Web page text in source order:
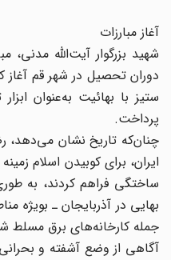
آغاز مبارزات
شهید بزرگوار آیت‌الله مدنی،
دوران تحصیل در شهر قم آغاز
ستیز با بهائیت به‌عنوان
پرداخت.
چنان‌که تاریخ نشان می‌دهد،
ایران، برای کوبیدن اسلام
ساختگی فراهم کردند، به طوری
بهایی در آذربایجان ـ بویژه
جمله کارخانه‌های برق مسلط
آگاهی از وضع آشفته و